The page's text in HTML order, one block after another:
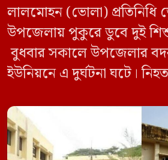
লালমোহন (ভোলা)
উপজেলায় পুকুরে ডুবে দুই
বুধবার সকালে উপজেলার
ইউনিয়নে এ দুর্ঘটনা ঘটে।
ওয়ার্ডের বাসিন্দা মো.
শাহাদাত কালমা ইউনিয়নের ২
বাসিন্দা মো. আনোয়ারের